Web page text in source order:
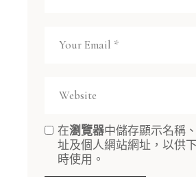
在瀏覽器中儲存顯示名稱
址及個人網站網址，以供
時使用。